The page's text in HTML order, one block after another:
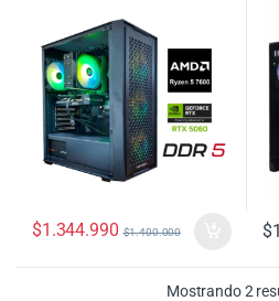
$1.344.990 $1.400.000 $
Mostrando 2